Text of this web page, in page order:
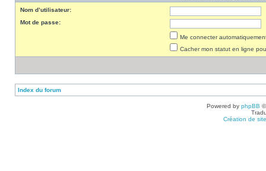
Nom d’utilisateur:
Mot de passe:
Me connecter
Cacher mon statut en ligne
Index du forum
Powered by phpBB
Création de